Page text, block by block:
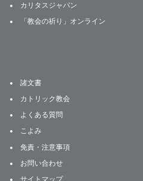
カリタスジャパン
「教会の祈り」オンライン
諸文書
カトリック教会
よくある質問
こよみ
免責・注意事項
お問い合わせ
サイトマップ